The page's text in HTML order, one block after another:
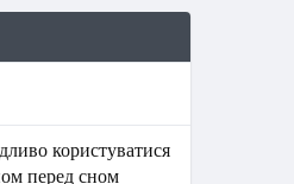
користуватися
перед сном